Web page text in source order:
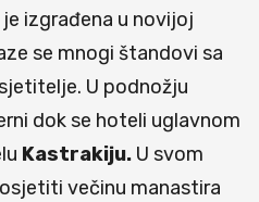
izgrađena u novijoj
se mnogi štandovi sa
U podnožju
dok se hoteli uglavnom
Kastrakiju. U svom
večinu manastira